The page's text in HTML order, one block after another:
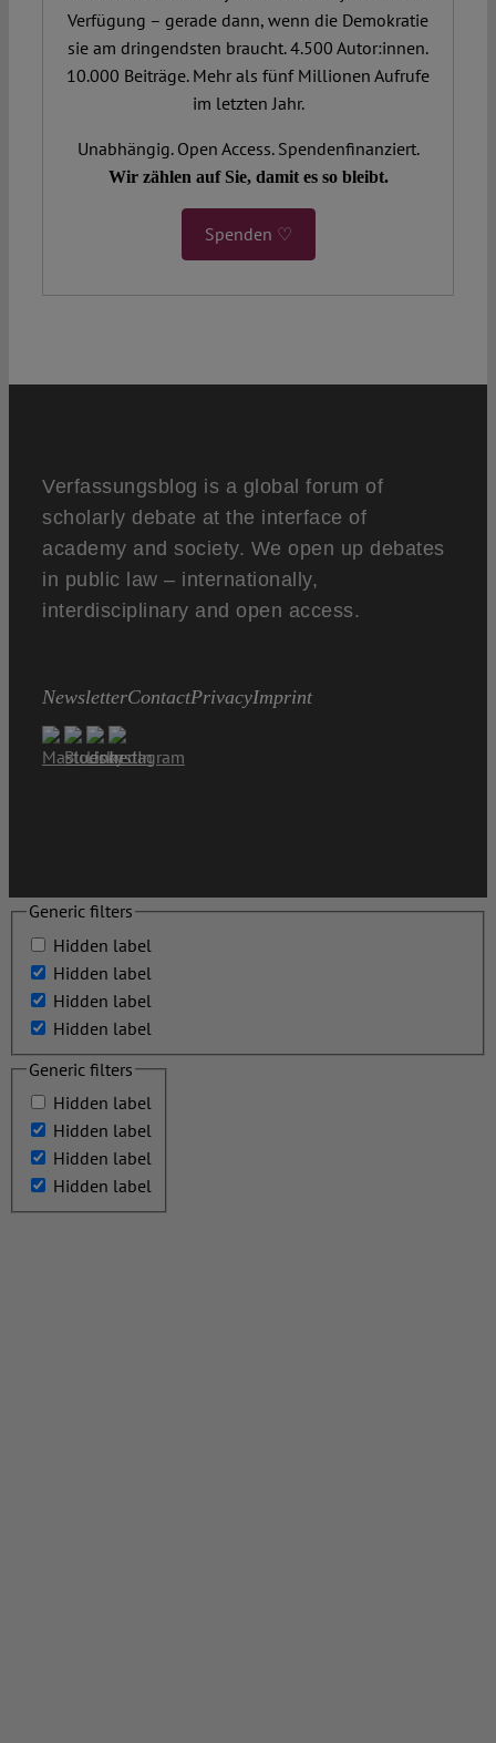
Verfügung – gerade dann, wenn die Demokratie
sie am dringendsten braucht. 4.500 Autor:innen.
10.000 Beiträge. Mehr als fünf Millionen Aufrufe
im letzten Jahr.
Unabhängig. Open Access. Spendenfinanziert.
Wir zählen auf Sie, damit es so bleibt.
Spenden ♡
Verfassungsblog is a global forum of
scholarly debate at the interface of
academy and society. We open up debates
in public law – internationally,
interdisciplinary and open access.
NewsletterContactPrivacyImprint
Generic filters
Hidden label
Hidden label
Hidden label
Hidden label
Generic filters
Hidden label
Hidden label
Hidden label
Hidden label